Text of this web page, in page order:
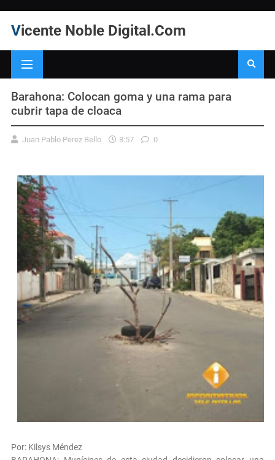
Vicente Noble Digital.Com
Barahona: Colocan goma y una rama para
cubrir tapa de cloaca
Juan Pablo Perez Bello 8:57 0
Por: Kilsys Méndez